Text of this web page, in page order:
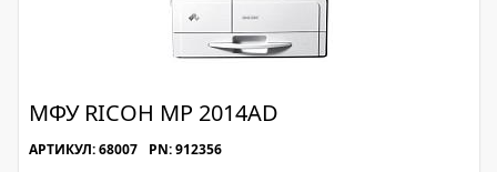
МФУ RICOH MP 2014AD
АРТИКУЛ: 68007 PN: 912356